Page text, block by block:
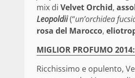
mix di Velvet Orchid,
Leopoldii(“un’orchidea
rosa del Marocco,
MIGLIOR PROFUMO
Ricchissimo e opulento,